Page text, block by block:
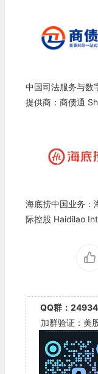
中国司法服务与数
提供商：商债通
海底捞中国业务：
际控股 Haidilao
QQ群：
加群验证：美